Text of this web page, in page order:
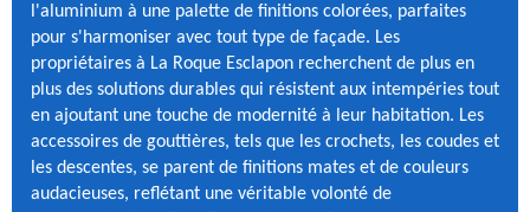
l'aluminium à une palette de finitions colorées, parfaites
pour s'harmoniser avec tout type de façade. Les
propriétaires à La Roque Esclapon recherchent de plus en
plus des solutions durables qui résistent aux intempéries tout
en ajoutant une touche de modernité à leur habitation. Les
accessoires de gouttières, tels que les crochets, les coudes et
les descentes, se parent de finitions mates et de couleurs
audacieuses, reflétant une véritable volonté de